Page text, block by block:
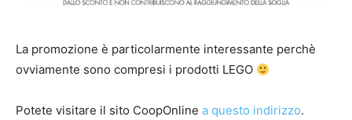
La promozione è particolarmente interessante perchè
ovviamente sono compresi i prodotti LEGO
Potete visitare il sito CoopOnline a questo indirizzo.